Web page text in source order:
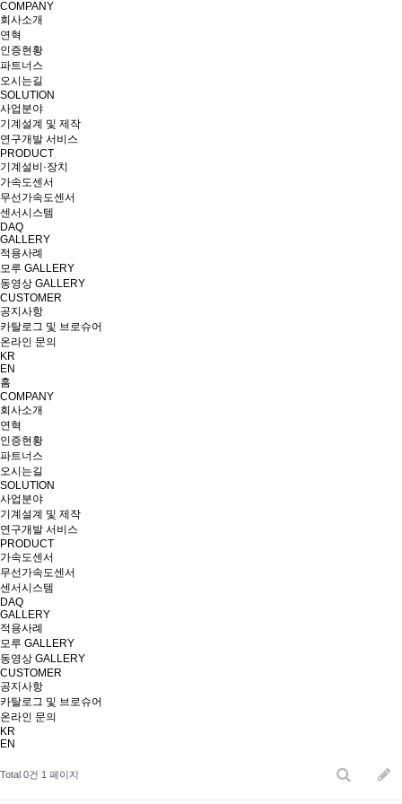
COMPANY
회사소개
연혁
인증현황
파트너스
오시는길
SOLUTION
사업분야
기계설계 및 제작
연구개발 서비스
PRODUCT
기계설비·장치
가속도센서
무선가속도센서
센서시스템
DAQ
GALLERY
적용사례
모루 GALLERY
동영상 GALLERY
CUSTOMER
공지사항
카탈로그 및 브로슈어
온라인 문의
KR
EN
홈
COMPANY
회사소개
연혁
인증현황
파트너스
오시는길
SOLUTION
사업분야
기계설계 및 제작
연구개발 서비스
PRODUCT
가속도센서
무선가속도센서
센서시스템
DAQ
GALLERY
적용사례
모루 GALLERY
동영상 GALLERY
CUSTOMER
공지사항
카탈로그 및 브로슈어
온라인 문의
KR
EN
Total 0건 1 페이지